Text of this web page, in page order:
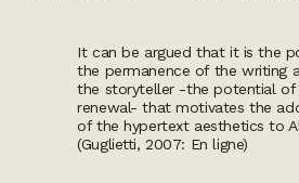
It can be argued that it is the
the permanence of the writing
the storyteller -the potential of
renewal- that motivates the
of the hypertext aesthetics to
(Guglietti, 2007: En ligne)